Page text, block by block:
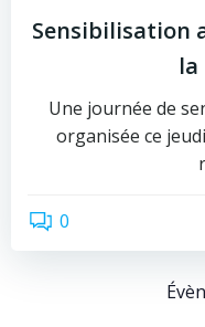
Sensibilisation
Une journée de
organisée ce
0